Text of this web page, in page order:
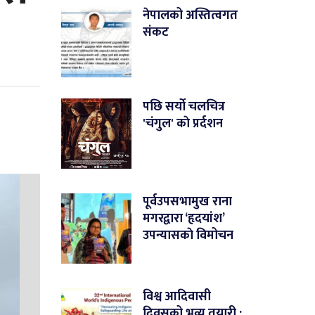
नेपालको अस्तित्वगत
संकट
पछि सर्यो चलचित्र
'चंगुल' काे प्रर्दशन
पूर्वउपसभामुख राना
मगरद्वारा ‘हृदयांश’
उपन्यासकाे विमोचन
विश्व आदिवासी